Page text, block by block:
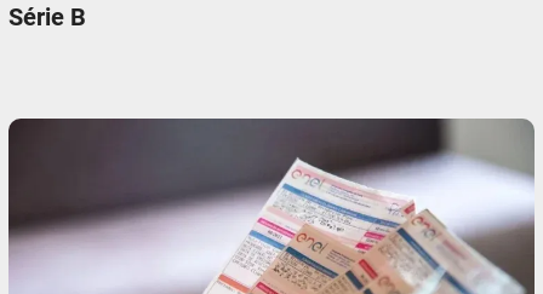
Série B